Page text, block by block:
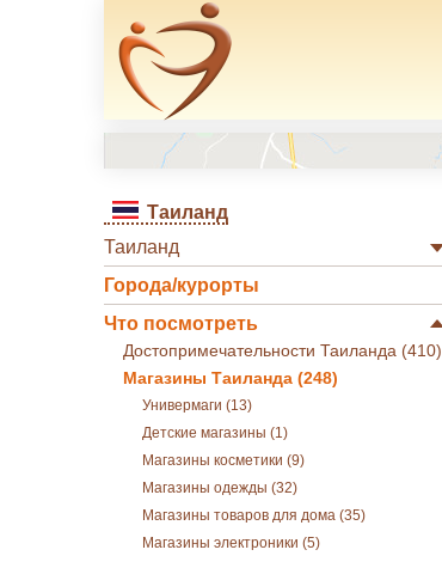
Таиланд
Таиланд
Города/курорты
Что посмотреть
Достопримечательности Таиланда (410)
Магазины Таиланда (248)
Универмаги (13)
Детские магазины (1)
Магазины косметики (9)
Магазины одежды (32)
Магазины товаров для дома (35)
Магазины электроники (5)